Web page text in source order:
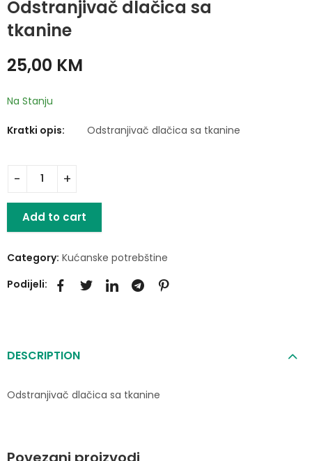
Odstranjivač dlačica sa
tkanine
Multifunkcionalni FM
25,00 KM
Na Stanju
Kratki opis: Odstranjivač dlačica sa tkanine
Add to cart
Category: Kućanske potrebštine
Podijeli:
DESCRIPTION
Odstranjivač dlačica sa tkanine